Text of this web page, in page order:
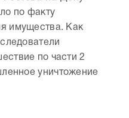
по факту
имущества. Как
по части 2
уничтожение